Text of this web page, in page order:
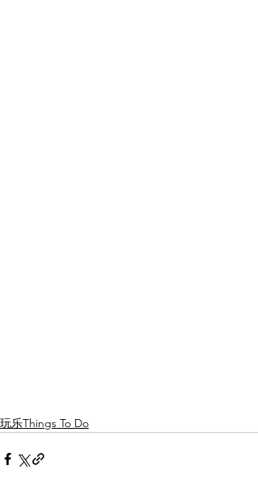
玩乐Things To Do